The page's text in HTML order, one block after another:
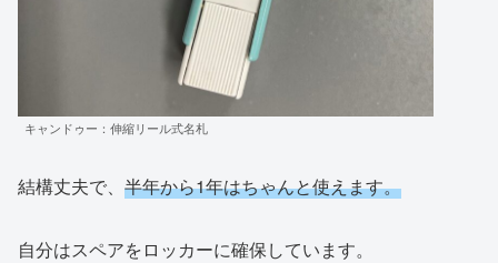
キャンドゥー：伸縮リール式名札
結構丈夫で、 半年から1年はちゃんと使えます。
自分はスペアをロッカーに確保しています。